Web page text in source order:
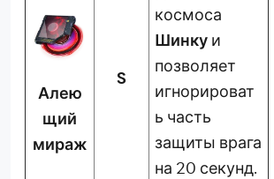
Алею
щий
мираж
S
космоса
Шинку и
позволяет
игнорироват
ь часть
защиты врага
на 20 секунд.